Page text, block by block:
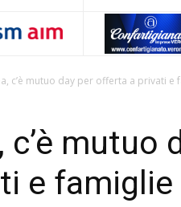
c’è mutuo day per offerta a privati e
mutuo
e famiglie